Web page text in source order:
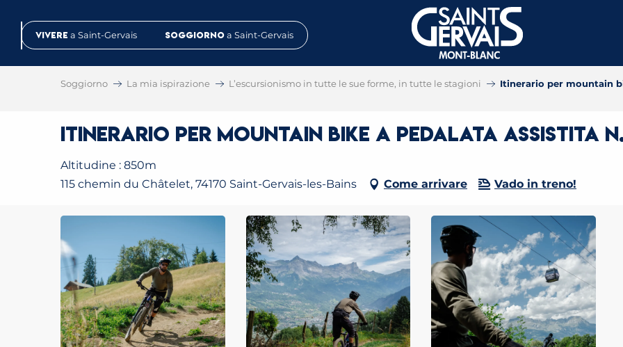
contenuVivere a Saint-Gervais Soggiorno a Saint-Gervais
Soggiorno La mia ispirazione L’escursionismo in tutte le sue forme, in tutte le stagioni Itinerario per mountain
Itinerario per mountain bike a pedalata assistita
Altitudine : 850m
115 chemin du Châtelet, 74170 Saint-Gervais-les-Bains
Come arrivare Vado in treno!